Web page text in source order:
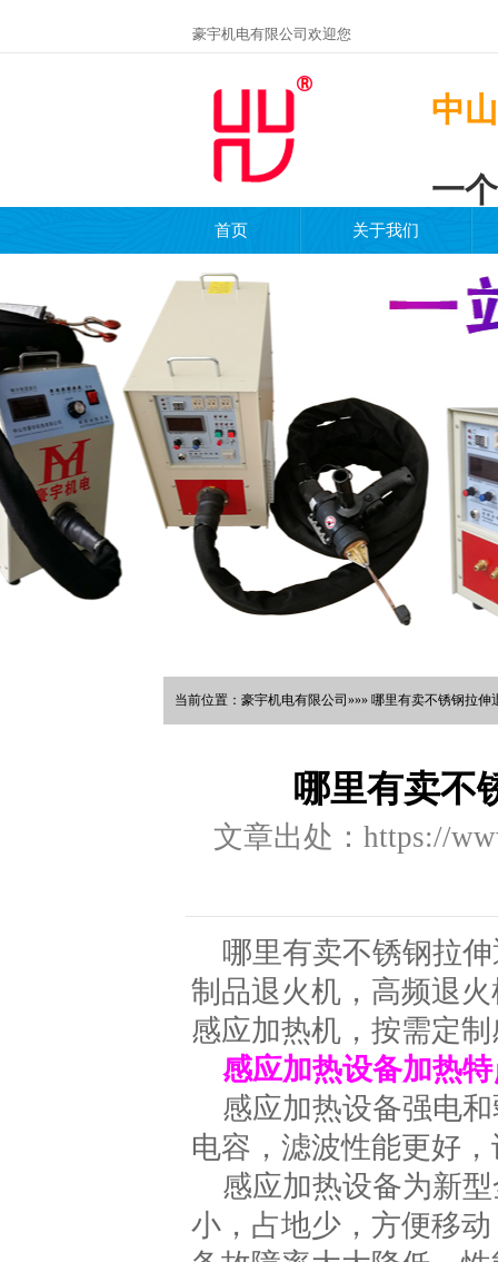
豪宇机电有限公司欢迎您
中
一
首页 关于我们
当前位置：豪宇机电有限公司»»» 哪里有卖不锈钢拉伸
哪里有卖不
文章出处：https://
哪里有卖不锈钢拉
制品退火机，高频退
感应加热机，按需定
感应加热设备加热
感应加热设备强电
电容，滤波性能更好
感应加热设备为新
小，占地少，方便移